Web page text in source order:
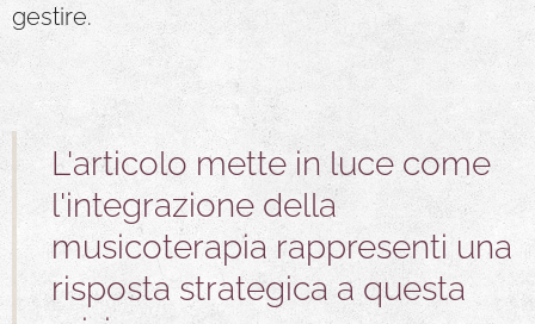
gestire.
L'articolo mette in luce come
l'integrazione della
musicoterapia rappresenti una
risposta strategica a questa